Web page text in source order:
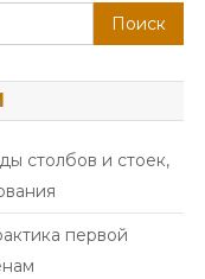
Поиск
столбов и стоек,
первой